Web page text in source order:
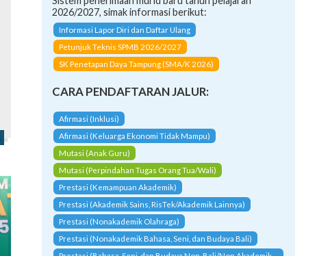
Sistem penerimaan murid baru tahun pelajaran
2026/2027, simak informasi berikut:
Informasi Lapor Diri dan Daftar Ulang
Petunjuk Teknis SPMB 2026/2027
SK Penetapan Daya Tampung (SMA/K 2026)
CARA PENDAFTARAN JALUR:
Afirmasi (Inklusi)
Afirmasi (Keluarga Ekonomi Tidak Mampu)
Mutasi (Anak Guru)
Mutasi (Perpindahan Tugas Orang Tua/Wali)
Prestasi (Kemampuan Akademik)
Prestasi (Akademik Sains, RisTek/Akademik Lainnya)
Prestasi (Nonakademik Olahraga)
Prestasi (Nonakademik Bahasa, Seni, dan Budaya Bali)